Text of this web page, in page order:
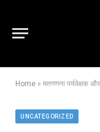
Home » मतगणना पर्यवेक्षक और
UNCATEGORIZED